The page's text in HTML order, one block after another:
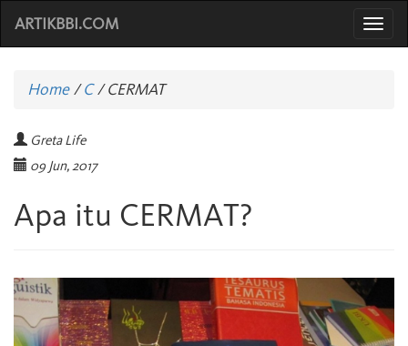
ARTIKBBI.COM
Home/C /CERMAT
Greta Life
09 Jun, 2017
Apa itu CERMAT?